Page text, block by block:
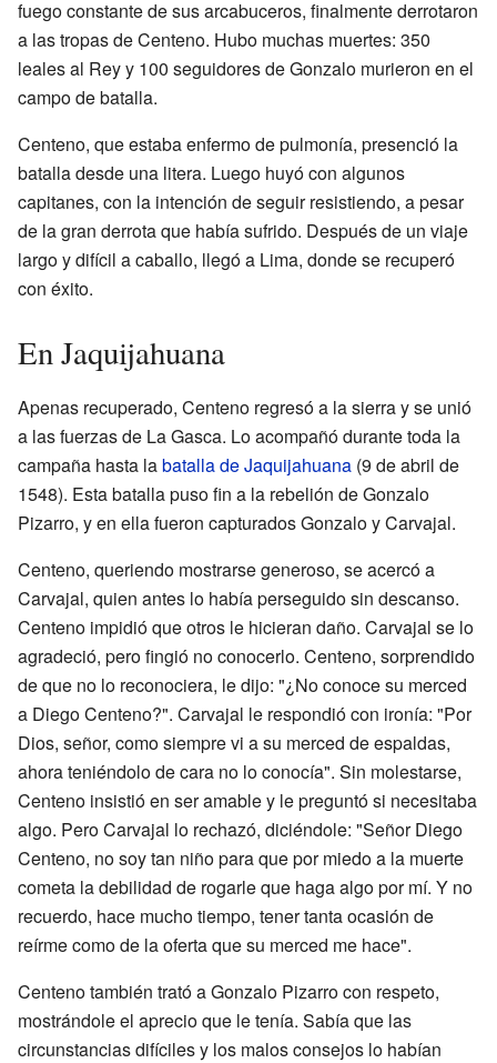
fuego constante de sus arcabuceros, finalmente derrotaron
a las tropas de Centeno. Hubo muchas muertes: 350
leales al Rey y 100 seguidores de Gonzalo murieron en el
campo de batalla.
Centeno, que estaba enfermo de pulmonía, presenció la
batalla desde una litera. Luego huyó con algunos
capitanes, con la intención de seguir resistiendo, a pesar
de la gran derrota que había sufrido. Después de un viaje
largo y difícil a caballo, llegó a Lima, donde se recuperó
con éxito.
En Jaquijahuana
Apenas recuperado, Centeno regresó a la sierra y se unió
a las fuerzas de La Gasca. Lo acompañó durante toda la
campaña hasta labatalla de Jaquijahuana (9 de abril de
1548). Esta batalla puso fin a la rebelión de Gonzalo
Pizarro, y en ella fueron capturados Gonzalo y Carvajal.
Centeno, queriendo mostrarse generoso, se acercó a
Carvajal, quien antes lo había perseguido sin descanso.
Centeno impidió que otros le hicieran daño. Carvajal se lo
agradeció, pero fingió no conocerlo. Centeno, sorprendido
de que no lo reconociera, le dijo: "¿No conoce su merced
a Diego Centeno?". Carvajal le respondió con ironía: "Por
Dios, señor, como siempre vi a su merced de espaldas,
ahora teniéndolo de cara no lo conocía". Sin molestarse,
Centeno insistió en ser amable y le preguntó si necesitaba
algo. Pero Carvajal lo rechazó, diciéndole: "Señor Diego
Centeno, no soy tan niño para que por miedo a la muerte
cometa la debilidad de rogarle que haga algo por mí. Y no
recuerdo, hace mucho tiempo, tener tanta ocasión de
reírme como de la oferta que su merced me hace".
Centeno también trató a Gonzalo Pizarro con respeto,
mostrándole el aprecio que le tenía. Sabía que las
circunstancias difíciles y los malos consejos lo habían